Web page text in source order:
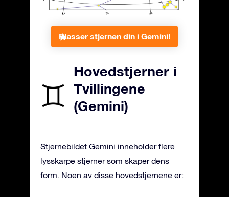
Plasser stjernen din i Gemini!
Hovedstjerner i
Tvillingene
(Gemini)
Stjernebildet Gemini inneholder flere
lysskarpe stjerner som skaper dens
form. Noen av disse hovedstjernene er: